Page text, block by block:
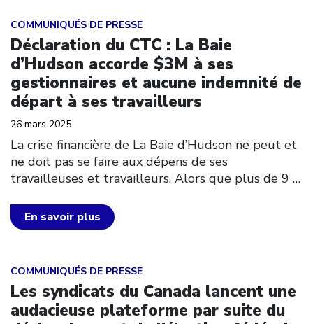
COMMUNIQUÉS DE PRESSE
Déclaration du CTC : La Baie
d’Hudson accorde $3M à ses
gestionnaires et aucune indemnité de
départ à ses travailleurs
26 mars 2025
La crise financière de La Baie d’Hudson ne peut et
ne doit pas se faire aux dépens de ses
travailleuses et travailleurs. Alors que plus de 9 …
En savoir plus
Click to open the link
COMMUNIQUÉS DE PRESSE
Les syndicats du Canada lancent une
audacieuse plateforme par suite du
Click to open the link